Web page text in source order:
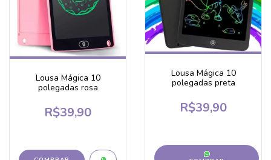
Lousa Mágica 10
polegadas rosa
R$39,90
Lousa Mágica 10
polegadas preta
R$39,90